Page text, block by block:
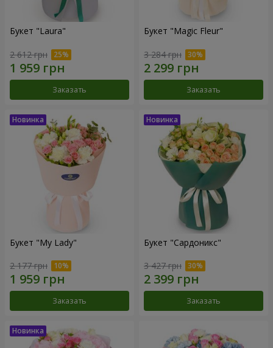
Букет "Laura"
2 612 грн
Заказать
Букет "Magic Fleur"
3 284 грн
Заказать
Букет "My Lady"
2 177 грн
Заказать
Букет "Сардоникс"
3 427 грн
Заказать